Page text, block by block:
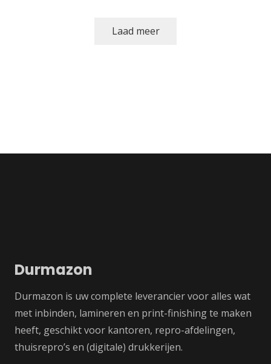
Laad meer
Durmazon
Durmazon is uw complete leverancier voor alles wat
met inbinden, lamineren en print-finishing te maken
heeft, geschikt voor kantoren, repro-afdelingen,
thuisrepro’s en (digitale) drukkerijen.